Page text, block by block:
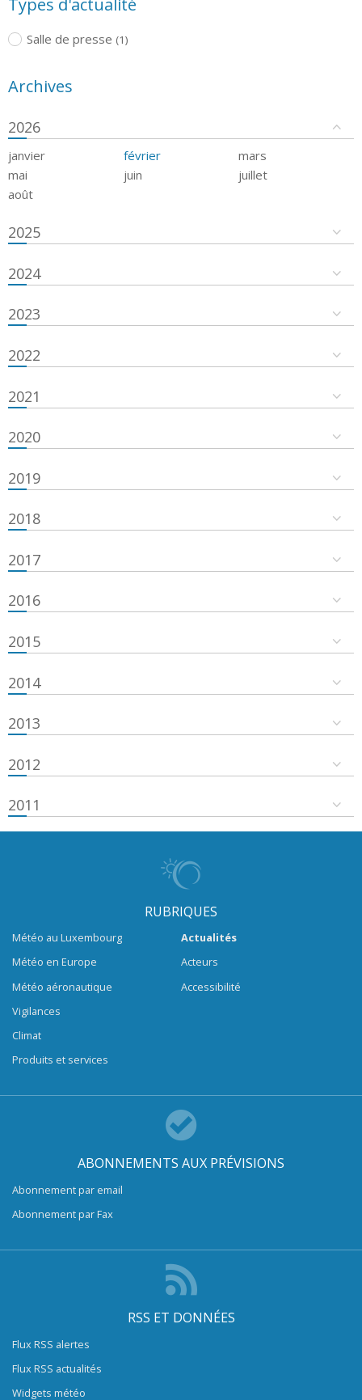
Salle de presse (1)
Archives
2026
janvier février
mars
mai
juin
juillet
août
2025
2024
2023
2022
2021
2020
2019
2018
2017
2016
2015
2014
2013
2012
2011
RUBRIQUES
Météo au Luxembourg
Météo en Europe
Météo aéronautique
Vigilances
Climat
Produits et services
Actualités
Acteurs
Accessibilité
ABONNEMENTS AUX PRÉVISIONS
Abonnement par email
Abonnement par Fax
RSS ET DONNÉES
Flux RSS alertes
Flux RSS actualités
Widgets météo